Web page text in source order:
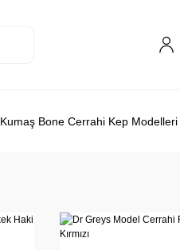
Kumaş Bone Cerrahi Kep Modelleri